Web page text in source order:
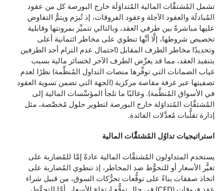
تشمل المُشتقَّات المالية المُتداوَلَة خارج البورصة كل من عقود
المُبادلَة والعقود الآجلة وعقود الفروقات، إذ تُبرَم ويتمُّ التفاوض
عليها مباشرةً بين طرفي العقد، وبالتالي تتميَّز بمرونتها وقابلية
تخصيص شروطها، إلَّا أنَّها تنطوي على مخاطر ائتمانية أعلى
وتحديدًا مخاطر الطرف المقابل (احتمال عدم التزام أحد الطرفين
بتنفيذ العقد، مما قد يعرِّض الطرف الآخر لخسائر مالية بسبب
غياب الضمانات التي توفِّرها منصات التداول المُنظَّمة) نظرًا لعدم
تصفيتها عبر غرفة مقاصة مركزية (الجهة التي تضمن تسوية العقود
في الأسواق المُنظَّمة). وغالبًا ما تلجأ المؤسَّسات المالية إلى
المُشتقَّات المُتداوَلة خارج البورصة لتطوير حلول مُخصَّصة، مثل
إدارة تقلُّبات مُعدَّلات الفائدة.
استراتيجيات تداوُل المُشتقَّات المالية
يستخدم المتداولون المُشتقَّات المالية عادةً إمَّا للمُضاربة على
تغيُّر الأسعار أو للتحوُّط ضد المخاطر، إذ تنطوي المُضاربة على
اتخاذ صفقات بناءً على توقُّعات تحرُّكات السوق، من قبيل شراء